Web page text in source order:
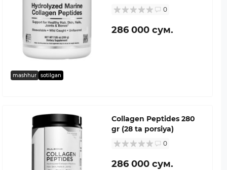
mashhur sotilgan
0
286 000 сум.
Collagen Peptides 280
gr (28 ta porsiya)
0
286 000 сум.